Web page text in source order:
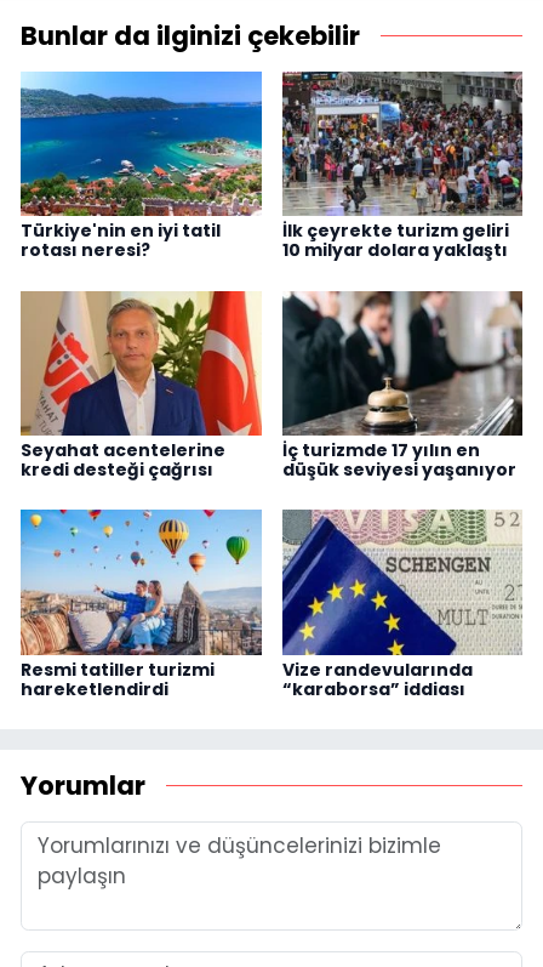
Bunlar da ilginizi çekebilir
Türkiye'nin en iyi tatil
rotası neresi?
İlk çeyrekte turizm geliri
10 milyar dolara yaklaştı
Seyahat acentelerine
kredi desteği çağrısı
İç turizmde 17 yılın en
düşük seviyesi yaşanıyor
Resmi tatiller turizmi
hareketlendirdi
Vize randevularında
“karaborsa” iddiası
Yorumlar